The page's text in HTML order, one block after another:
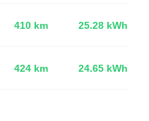
410 km 25.28 kWh
424 km 24.65 kWh